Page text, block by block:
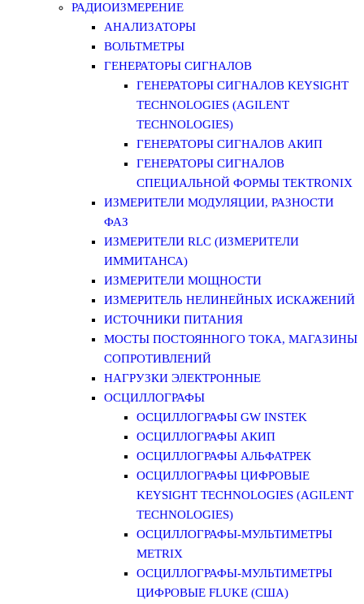
РАДИОИЗМЕРЕНИЕ
АНАЛИЗАТОРЫ
ВОЛЬТМЕТРЫ
ГЕНЕРАТОРЫ СИГНАЛОВ
ГЕНЕРАТОРЫ СИГНАЛОВ KEYSIGHT
TECHNOLOGIES (AGILENT
TECHNOLOGIES)
ГЕНЕРАТОРЫ СИГНАЛОВ АКИП
ГЕНЕРАТОРЫ СИГНАЛОВ
СПЕЦИАЛЬНОЙ ФОРМЫ TEKTRONIX
ИЗМЕРИТЕЛИ МОДУЛЯЦИИ, РАЗНОСТИ
ФАЗ
ИЗМЕРИТЕЛИ RLC (ИЗМЕРИТЕЛИ
ИММИТАНСА)
ИЗМЕРИТЕЛИ МОЩНОСТИ
ИЗМЕРИТЕЛЬ НЕЛИНЕЙНЫХ ИСКАЖЕНИЙ
ИСТОЧНИКИ ПИТАНИЯ
МОСТЫ ПОСТОЯННОГО ТОКА, МАГАЗИНЫ
СОПРОТИВЛЕНИЙ
НАГРУЗКИ ЭЛЕКТРОННЫЕ
ОСЦИЛЛОГРАФЫ
ОСЦИЛЛОГРАФЫ GW INSTEK
ОСЦИЛЛОГРАФЫ АКИП
ОСЦИЛЛОГРАФЫ АЛЬФАТРЕК
ОСЦИЛЛОГРАФЫ ЦИФРОВЫЕ
KEYSIGHT TECHNOLOGIES (AGILENT
TECHNOLOGIES)
ОСЦИЛЛОГРАФЫ-МУЛЬТИМЕТРЫ
METRIX
ОСЦИЛЛОГРАФЫ-МУЛЬТИМЕТРЫ
ЦИФРОВЫЕ FLUKE (США)